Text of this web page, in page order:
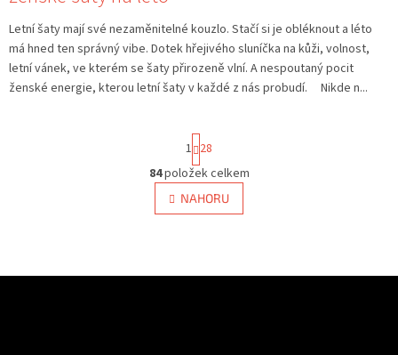
Letní šaty mají své nezaměnitelné kouzlo. Stačí si je obléknout a léto
má hned ten správný vibe. Dotek hřejivého sluníčka na kůži, volnost,
letní vánek, ve kterém se šaty přirozeně vlní. A nespoutaný pocit
ženské energie, kterou letní šaty v každé z nás probudí. Nikde n...
O
v
l
c
S
t
r
á
n
k
n
1 28
84položek celkem
NAHORU